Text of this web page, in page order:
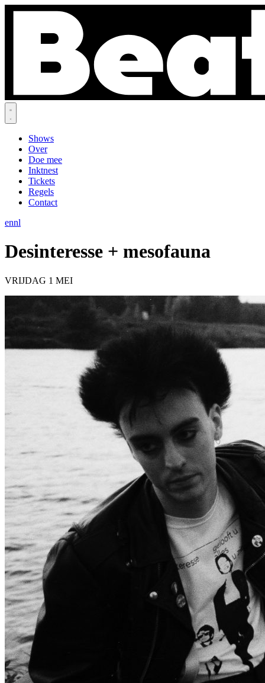
Shows
Over
Doe mee
Inktnest
Tickets
Regels
Contact
ennl
Desinteresse + mesofauna
VRIJDAG 1 MEI